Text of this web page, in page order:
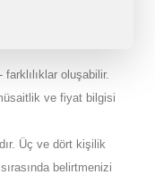
oluşabilir.
ve fiyat bilgisi
Üç ve dört kişilik
belirtmenizi